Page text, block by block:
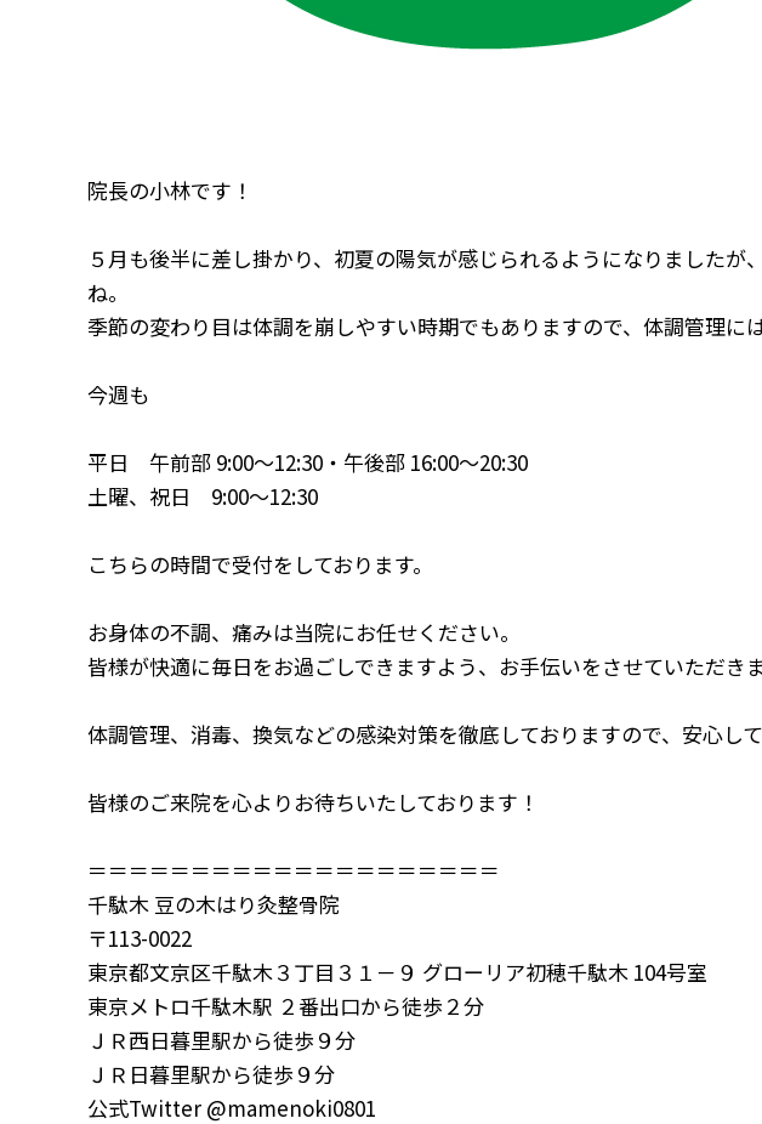
院長の小林です！
５月も後半に差し掛かり、初夏の陽気が感じられるようになりましたが
ね。
季節の変わり目は体調を崩しやすい時期でもありますので、体調管理に
今週も
平日 午前部 9:00～12:30・午後部 16:00～20:30
土曜、祝日 9:00～12:30
こちらの時間で受付をしております。
お身体の不調、痛みは当院にお任せください。
皆様が快適に毎日をお過ごしできますよう、お手伝いをさせていただきま
体調管理、消毒、換気などの感染対策を徹底しておりますので、安心して
皆様のご来院を心よりお待ちいたしております！
＝＝＝＝＝＝＝＝＝＝＝＝＝＝＝＝＝＝＝＝
千駄木 豆の木はり灸整骨院
〒113-0022
東京都文京区千駄木３丁目３１－９ グローリア初穂千駄木 104号室
東京メトロ千駄木駅 ２番出口から徒歩２分
ＪＲ西日暮里駅から徒歩９分
ＪＲ日暮里駅から徒歩９分
公式Twitter @mamenoki0801